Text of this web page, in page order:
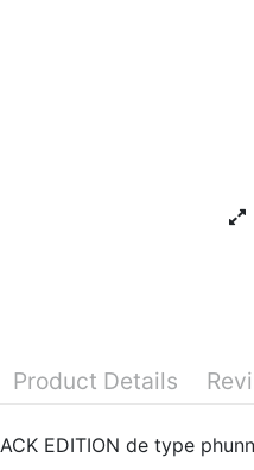
Product Details
EDITION de type